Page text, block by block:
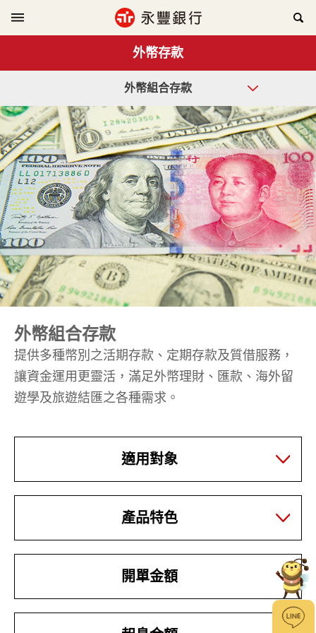
外幣存款
外幣組合存款
外幣組合存款
提供多種幣別之活期存款、定期存款及質借服務，
讓資金運用更靈活，滿足外幣理財、匯款、海外留
遊學及旅遊結匯之各種需求。
適用對象
產品特色
開單金額